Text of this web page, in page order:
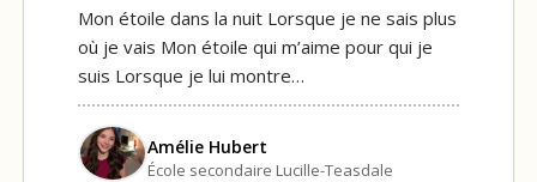
Mon étoile dans la nuit Lorsque je ne sais plus
où je vais Mon étoile qui m’aime pour qui je
suis Lorsque je lui montre…
Amélie Hubert
École secondaire Lucille-Teasdale